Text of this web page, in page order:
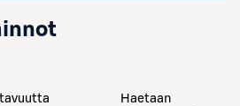
Haetaan